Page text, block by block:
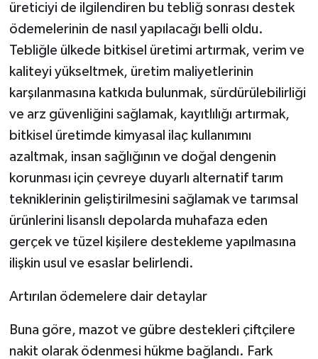
üreticiyi de ilgilendiren bu tebliğ sonrası destek
ödemelerinin de nasıl yapılacağı belli oldu.
Tebliğle ülkede bitkisel üretimi artırmak, verim ve
kaliteyi yükseltmek, üretim maliyetlerinin
karşılanmasına katkıda bulunmak, sürdürülebilirliği
ve arz güvenliğini sağlamak, kayıtlılığı artırmak,
bitkisel üretimde kimyasal ilaç kullanımını
azaltmak, insan sağlığının ve doğal dengenin
korunması için çevreye duyarlı alternatif tarım
tekniklerinin geliştirilmesini sağlamak ve tarımsal
ürünlerini lisanslı depolarda muhafaza eden
gerçek ve tüzel kişilere destekleme yapılmasına
ilişkin usul ve esaslar belirlendi.
Artırılan ödemelere dair detaylar
Buna göre, mazot ve gübre destekleri çiftçilere
nakit olarak ödenmesi hükme bağlandı. Fark